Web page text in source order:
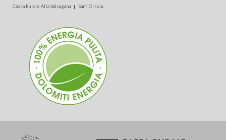
Cassa Rurale Alta Valsugana Sant'Orsola